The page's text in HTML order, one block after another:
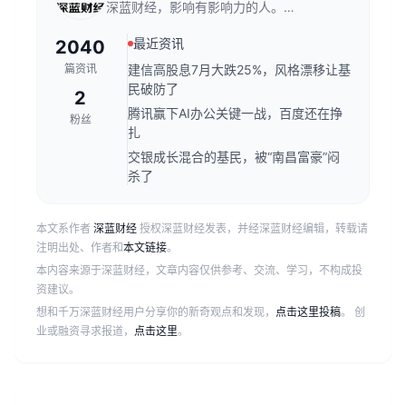
深蓝财经，影响有影响力的人。创
者社区，关注资本市场、公司价
值、财经传媒行业，是国内领先的
财经新媒体。
2040
篇资讯
2
粉丝
最近资讯
建信高股息7月大跌25%，风格漂移让基
民破防了
腾讯赢下AI办公关键一战，百度还在挣
扎
交银成长混合的基民，被“南昌富豪”闷
杀了
本文系作者 深蓝财经 授权深蓝财经发表，并经深蓝财经编辑，转载请
注明出处、作者和本文链接。
本内容来源于深蓝财经，文章内容仅供参考、交流、学习，不构成投
资建议。
想和千万深蓝财经用户分享你的新奇观点和发现， 点击这里投稿。 创
业或融资寻求报道， 点击这里。